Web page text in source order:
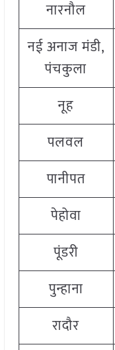
नारनौल
नई अनाज मंडी,
पंचकुला
नूह
पलवल
पानीपत
पेहोवा
पूंडरी
पुन्हाना
रादौर